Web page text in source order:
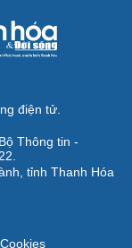
điện tử.
Thông tin -
tỉnh Thanh Hóa
Cookies